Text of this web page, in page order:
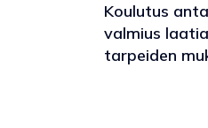
Koulutus
valmius
tarpeiden